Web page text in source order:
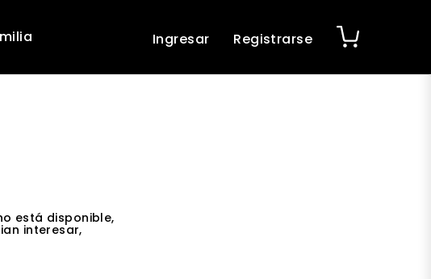
Ingresar Registrarse
está disponible,
interesar,